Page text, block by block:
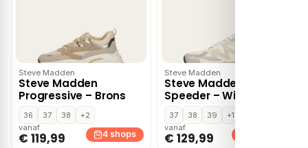
Steve Madden
Steve Madden
Progressive – Brons
36 37 38
+2
vanaf
€ 119,99 4 shops
Steve Madden
Steve Madden
Speeder – Wit
37 38 39
+1
vanaf
€ 129,99